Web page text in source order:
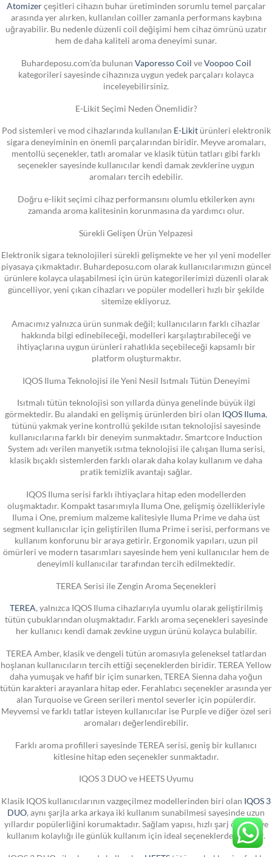
Atomizerçeşitleri cihazın buhar üretiminden sorumlu temel parçalar
arasında yer alırken, kullanılan coiller zamanla performans kaybına
uğrayabilir. Bu nedenle düzenli coil değişimi hem cihaz ömrünü uzatır
hem de daha kaliteli aroma deneyimi sunar.
Buhardeposu.com’da bulunan Vaporesso Coil veVoopoo Coil
kategorileri sayesinde cihazınıza uygun yedek parçaları kolayca
inceleyebilirsiniz.
E-Likit Seçimi Neden Önemlidir?
Pod sistemleri ve mod cihazlarında kullanılan E-Likitürünleri elektronik
sigara deneyiminin en önemli parçalarından biridir. Meyve aromaları,
mentollü seçenekler, tatlı aromalar ve klasik tütün tatları gibi farklı
seçenekler sayesinde kullanıcılar kendi damak zevklerine uygun
aromaları tercih edebilir.
Doğru e-likit seçimi cihaz performansını olumlu etkilerken aynı
zamanda aroma kalitesinin korunmasına da yardımcı olur.
Sürekli Gelişen Ürün Yelpazesi
Elektronik sigara teknolojileri sürekli gelişmekte ve her yıl yeni modeller
piyasaya çıkmaktadır. Buhardeposu.com olarak kullanıcılarımızın güncel
ürünlere kolayca ulaşabilmesi için ürün kategorilerimizi düzenli olarak
güncelliyor, yeni çıkan cihazları ve popüler modelleri hızlı bir şekilde
sitemize ekliyoruz.
Amacımız yalnızca ürün sunmak değil; kullanıcıların farklı cihazlar
hakkında bilgi edinebileceği, modelleri karşılaştırabileceği ve
ihtiyaçlarına uygun ürünleri rahatlıkla seçebileceği kapsamlı bir
platform oluşturmaktır.
IQOS Iluma Teknolojisi ile Yeni Nesil Isıtmalı Tütün Deneyimi
Isıtmalı tütün teknolojisi son yıllarda dünya genelinde büyük ilgi
görmektedir. Bu alandaki en gelişmiş ürünlerden biri olan IQOS Iluma,
tütünü yakmak yerine kontrollü şekilde ısıtan teknolojisi sayesinde
kullanıcılarına farklı bir deneyim sunmaktadır. Smartcore Induction
System adı verilen manyetik ısıtma teknolojisi ile çalışan Iluma serisi,
klasik bıçaklı sistemlerden farklı olarak daha kolay kullanım ve daha
pratik temizlik avantajı sağlar.
IQOS Iluma serisi farklı ihtiyaçlara hitap eden modellerden
oluşmaktadır. Kompakt tasarımıyla Iluma One, gelişmiş özellikleriyle
Iluma i One, premium malzeme kalitesiyle Iluma Prime ve daha üst
segment kullanıcılar için geliştirilen Iluma Prime i serisi, performans ve
kullanım konforunu bir araya getirir. Ergonomik yapıları, uzun pil
ömürleri ve modern tasarımları sayesinde hem yeni kullanıcılar hem de
deneyimli kullanıcılar tarafından tercih edilmektedir.
TEREA Serisi ile Zengin Aroma Seçenekleri
TEREA, yalnızca IQOS Iluma cihazlarıyla uyumlu olarak geliştirilmiş
tütün çubuklarından oluşmaktadır. Farklı aroma seçenekleri sayesinde
her kullanıcı kendi damak zevkine uygun ürünü kolayca bulabilir.
TEREA Amber, klasik ve dengeli tütün aromasıyla geleneksel tatlardan
hoşlanan kullanıcıların tercih ettiği seçeneklerden biridir. TEREA Yellow
daha yumuşak ve hafif bir içim sunarken, TEREA Sienna daha yoğun
tütün karakteri arayanlara hitap eder. Ferahlatıcı seçenekler arasında yer
alan Turquoise ve Green serileri mentol severler için popülerdir.
Meyvemsi ve farklı tatlar isteyen kullanıcılar ise Purple ve diğer özel seri
aromaları değerlendirebilir.
Farklı aroma profilleri sayesinde TEREA serisi, geniş bir kullanıcı
kitlesine hitap eden seçenekler sunmaktadır.
IQOS 3 DUO ve HEETS Uyumu
Klasik IQOS kullanıcılarının vazgeçilmez modellerinden biri olan IQOS 3
DUO, aynı şarjla arka arkaya iki kullanım sunabilmesi sayesinde uzun
yıllardır popülerliğini korumaktadır. Sağlam yapısı, hızlı şarj özelliği ve
kullanım kolaylığı ile günlük kullanım için ideal seçeneklerden biridir.